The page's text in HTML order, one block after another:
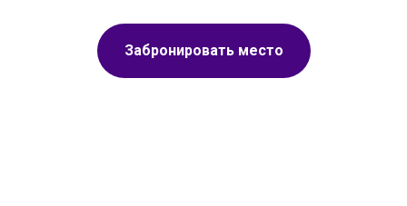
Забронировать место